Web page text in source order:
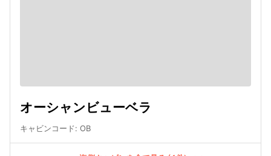
オーシャンビューベラ
キャビンコード: OB